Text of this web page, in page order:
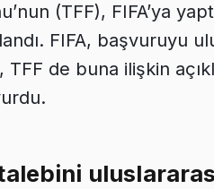
(TFF), FIFA’ya
FIFA, başvuruyu
de buna ilişkin